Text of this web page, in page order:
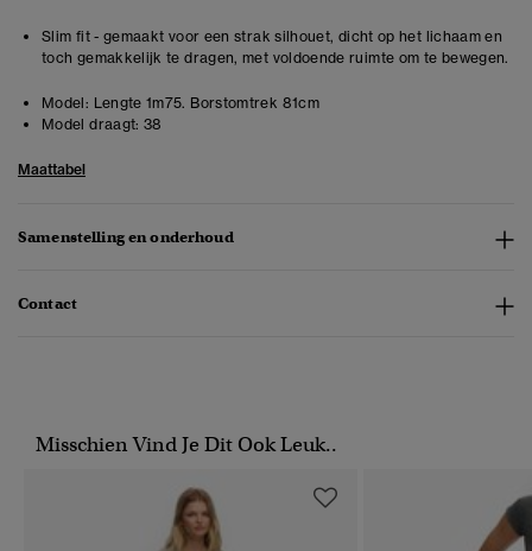
Slim fit - gemaakt voor een strak silhouet, dicht op het lichaam en
toch gemakkelijk te dragen, met voldoende ruimte om te bewegen.
Model: Lengte 1m75. Borstomtrek 81cm
Model draagt: 38
Maattabel
Samenstelling en onderhoud
Contact
Misschien Vind Je Dit Ook Leuk..